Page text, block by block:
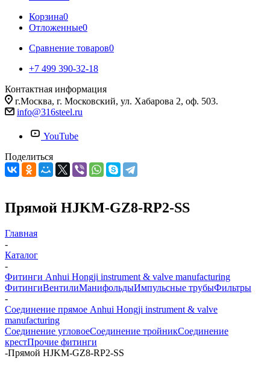
Корзина0
Отложенные0
Сравнение товаров0
+7 499 390-32-18
Контактная информация
г.Москва, г. Московский, ул. Хабарова 2, оф. 503.
info@316steel.ru
YouTube
Поделиться
Прямой HJKM-GZ8-RP2-SS
Главная
-
Каталог
-
Фитинги Anhui Hongji instrument & valve manufacturing
ФитингиВентилиМанифольдыИмпульсные трубыФильтры
-
Соединение прямое Anhui Hongji instrument & valve
manufacturing
Соединение угловоеСоединение тройникСоединение
крестПрочие фитинги
-Прямой HJKM-GZ8-RP2-SS